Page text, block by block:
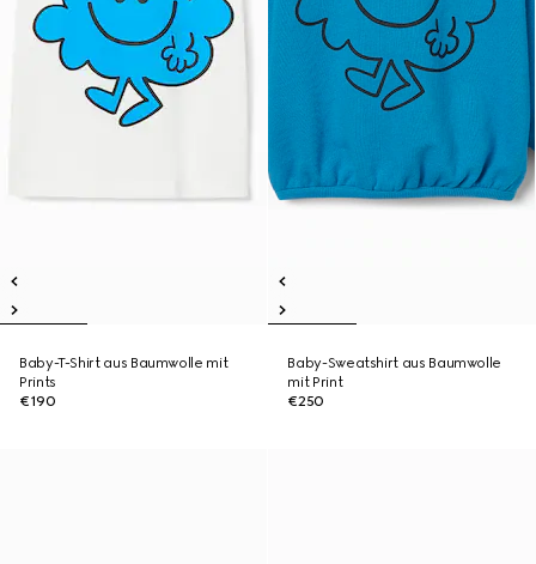
Baby-T-Shirt aus Baumwolle mit
Prints
€190
Baby-Sweatshirt aus Baumwolle
mit Print
€250